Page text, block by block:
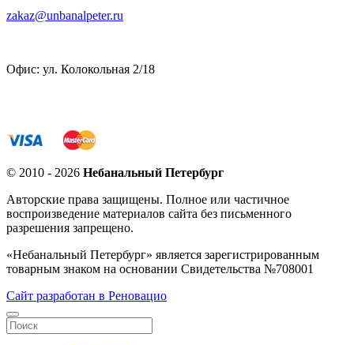
zakaz@unbanalpeter.ru
Офис: ул. Колокольная 2/18
© 2010 - 2026 Небанальный Петербург
Авторские права защищены. Полное или частичное
воспроизведение материалов сайта без письменного
разрешения запрещено.
«Небанальный Петербург» является зарегистрированным
товарным знаком на основании Свидетельства №708001
Сайт разработан в Реновацио